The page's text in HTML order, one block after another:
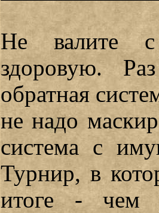
Не валите
здоровую.
обратная
не надо
система с
Турнир, в
итоге - чем